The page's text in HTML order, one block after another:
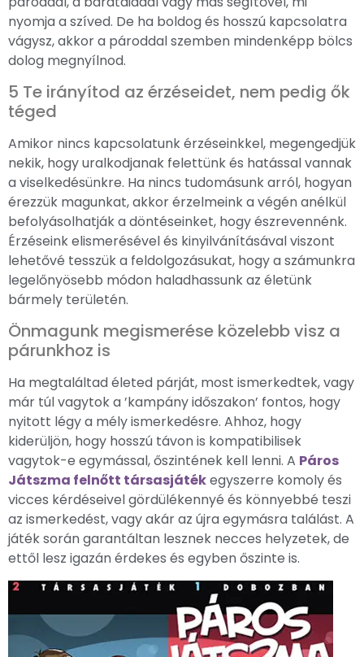
nyomja a szíved. De ha boldog és hosszú kapcsolatra
vágysz, akkor a pároddal szemben mindenképp bölcs
dolog megnyílnod.
5 Te irányítod az érzéseidet, nem pedig ők
téged
Amikor nincs kapcsolatunk érzéseinkkel, megengedjük
nekik, hogy uralkodjanak felettünk és hatással vannak
a viselkedésünkre. Ha nincs tudomásunk arról, hogyan
érezzük magunkat, akkor érzelmeink a végén anélkül
befolyásolhatják a döntéseinket, hogy észrevennénk.
Érzéseink elismerésével és kinyilvánításával viszont
lehetővé tesszük a feldolgozásukat, hogy a számunkra
legelőnyösebb módon haladhassunk az életünk
bármely területén.
Önmagunk megismerése közelebb visz a
párunkhoz is
Ha megtaláltad életed párját, most ismerkedtek, vagy
már túl vagytok a ’kampány időszakon’ fontos, hogy
nyitott légy a mély ismerkedésre. Ahhoz, hogy
kiderüljön, hogy hosszú távon is kompatibilisek
vagytok-e egymással, őszintének kell lenni. A Páros
Játszma felnőtt társasjátékegyszerre komoly és
vicces kérdéseivel gördülékennyé és könnyebbé teszi
az ismerkedést, vagy akár az újra egymásra találást. A
játék során garantáltan lesznek necces helyzetek, de
ettől lesz igazán érdekes és egyben őszinte is.